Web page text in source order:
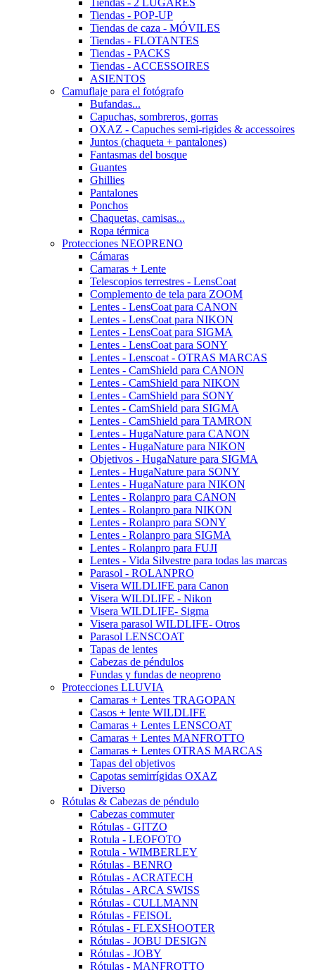
Tiendas - 2 LUGARES
Tiendas - POP-UP
Tiendas de caza - MÓVILES
Tiendas - FLOTANTES
Tiendas - PACKS
Tiendas - ACCESSOIRES
ASIENTOS
Camuflaje para el fotógrafo
Bufandas...
Capuchas, sombreros, gorras
OXAZ - Capuches semi-rigides & accessoires
Juntos (chaqueta + pantalones)
Fantasmas del bosque
Guantes
Ghillies
Pantalones
Ponchos
Chaquetas, camisas...
Ropa térmica
Protecciones NEOPRENO
Cámaras
Camaras + Lente
Telescopios terrestres - LensCoat
Complemento de tela para ZOOM
Lentes - LensCoat para CANON
Lentes - LensCoat para NIKON
Lentes - LensCoat para SIGMA
Lentes - LensCoat para SONY
Lentes - Lenscoat - OTRAS MARCAS
Lentes - CamShield para CANON
Lentes - CamShield para NIKON
Lentes - CamShield para SONY
Lentes - CamShield para SIGMA
Lentes - CamShield para TAMRON
Lentes - HugaNature para CANON
Lentes - HugaNature para NIKON
Objetivos - HugaNature para SIGMA
Lentes - HugaNature para SONY
Lentes - HugaNature para NIKON
Lentes - Rolanpro para CANON
Lentes - Rolanpro para NIKON
Lentes - Rolanpro para SONY
Lentes - Rolanpro para SIGMA
Lentes - Rolanpro para FUJI
Lentes - Vida Silvestre para todas las marcas
Parasol - ROLANPRO
Visera WILDLIFE para Canon
Visera WILDLIFE - Nikon
Visera WILDLIFE- Sigma
Visera parasol WILDLIFE- Otros
Parasol LENSCOAT
Tapas de lentes
Cabezas de péndulos
Fundas y fundas de neopreno
Protecciones LLUVIA
Camaras + Lentes TRAGOPAN
Casos + lente WILDLIFE
Camaras + Lentes LENSCOAT
Camaras + Lentes MANFROTTO
Camaras + Lentes OTRAS MARCAS
Tapas del objetivos
Capotas semirrígidas OXAZ
Diverso
Rótulas & Cabezas de péndulo
Cabezas commuter
Rótulas - GITZO
Rotula - LEOFOTO
Rotula - WIMBERLEY
Rótulas - BENRO
Rótulas - ACRATECH
Rótulas - ARCA SWISS
Rótulas - CULLMANN
Rótulas - FEISOL
Rótulas - FLEXSHOOTER
Rótulas - JOBU DESIGN
Rótulas - JOBY
Rótulas - MANFROTTO